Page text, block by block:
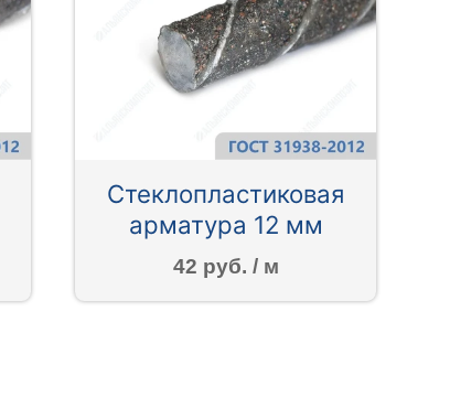
Стеклопластиковая
арматура 12 мм
42 руб. / м